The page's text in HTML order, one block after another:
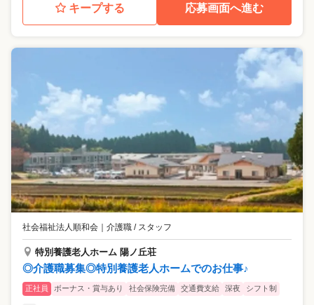
キープする 応募画面へ進む
社会福祉法人順和会 ｜ 介護職 / スタッフ
特別養護老人ホーム 陽ノ丘荘
◎介護職募集◎特別養護老人ホームでのお仕事♪
正社員 ボーナス・賞与あり 社会保険完備 交通費支給 深夜 シフト制